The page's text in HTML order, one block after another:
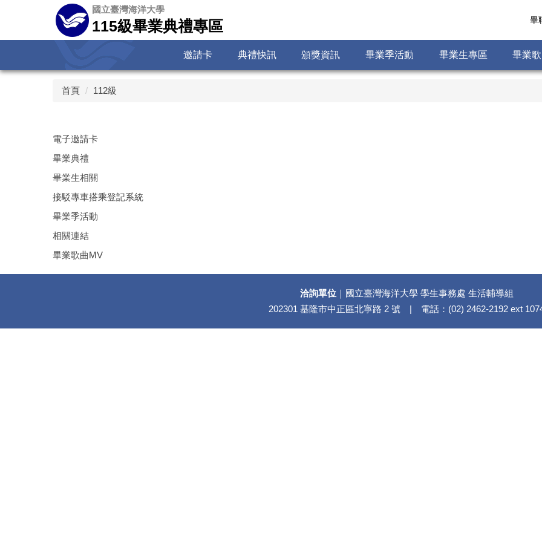
容
國立臺灣海洋大學
115級畢業典禮專區 畢
邀請卡 典禮快訊 頒獎資訊 畢業季活動 畢業生專區 畢業
首頁 112級
電子邀請卡
畢業典禮
畢業生相關
接駁專車搭乘登記系統
畢業季活動
相關連結
畢業歌曲MV
洽詢單位｜國立臺灣海洋大學 學生事務處 生活輔導組
202301 基隆市中正區北寧路 2 號 | 電話：(02) 2462-2192 ext